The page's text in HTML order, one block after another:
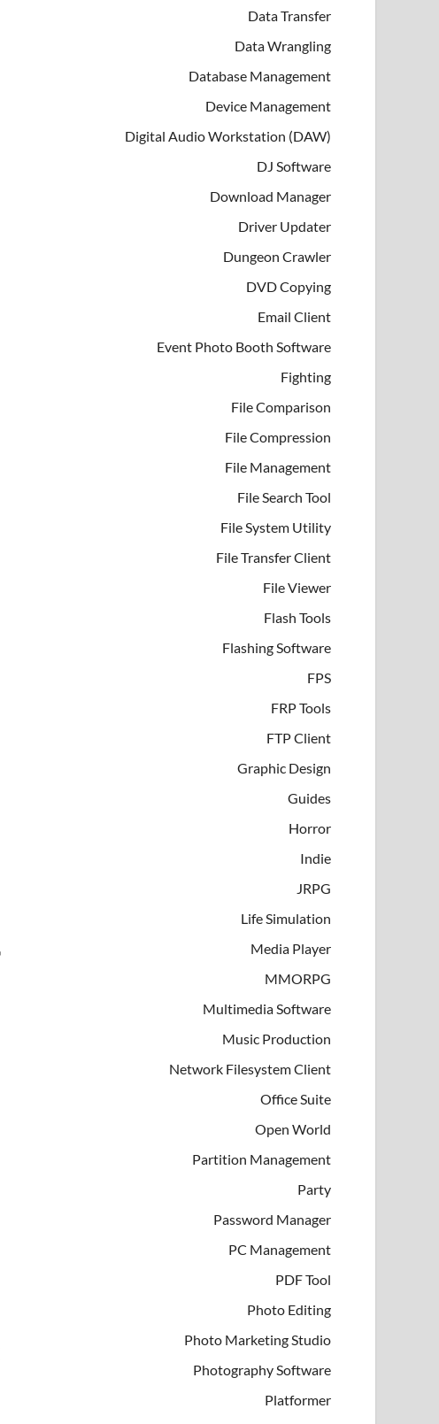
Data Transfer
Data Wrangling
Database Management
Device Management
Digital Audio Workstation (DAW)
DJ Software
Download Manager
Driver Updater
Dungeon Crawler
DVD Copying
Email Client
Event Photo Booth Software
Fighting
File Comparison
File Compression
File Management
File Search Tool
File System Utility
File Transfer Client
File Viewer
Flash Tools
Flashing Software
FPS
FRP Tools
FTP Client
Graphic Design
Guides
Horror
Indie
JRPG
Life Simulation
Media Player
MMORPG
Multimedia Software
Music Production
Network Filesystem Client
Office Suite
Open World
Partition Management
Party
Password Manager
PC Management
PDF Tool
Photo Editing
Photo Marketing Studio
Photography Software
Platformer